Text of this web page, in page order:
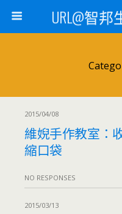
URL@智
2015/04/08
維婗手作教室：
縮口袋
NO RESPONSES
2015/03/13